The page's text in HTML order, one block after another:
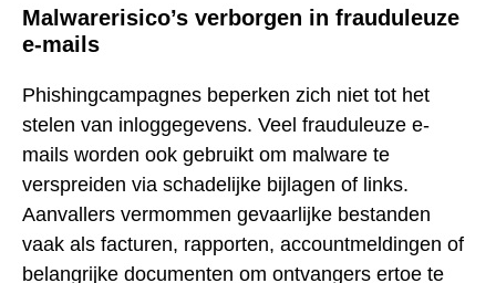
Malwarerisico’s verborgen in frauduleuze
e-mails
Phishingcampagnes beperken zich niet tot het
stelen van inloggegevens. Veel frauduleuze e-
mails worden ook gebruikt om malware te
verspreiden via schadelijke bijlagen of links.
Aanvallers vermommen gevaarlijke bestanden
vaak als facturen, rapporten, accountmeldingen of
belangrijke documenten om ontvangers ertoe te